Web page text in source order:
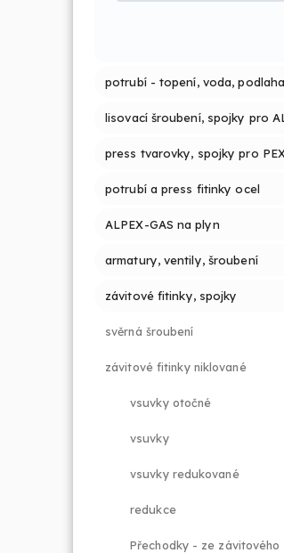
potrubí - topení, voda, podlaha
press tvarovky, spojky pro
potrubí a press fitinky ocel
ALPEX-GAS na plyn
armatury, ventily, šroubení
závitové fitinky, spojky
svěrná šroubení
závitové fitinky niklované
vsuvky otočné
vsuvky
vsuvky redukované
redukce